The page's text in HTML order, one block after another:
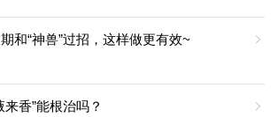
和“神兽”过招，这样做更有效~
香”能根治吗？